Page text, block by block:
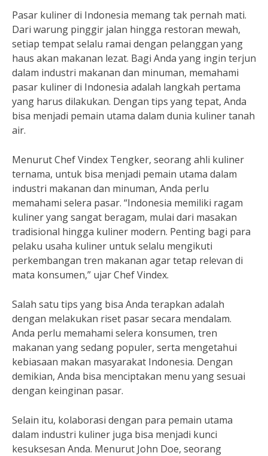
Pasar kuliner di Indonesia memang tak pernah mati.
Dari warung pinggir jalan hingga restoran mewah,
setiap tempat selalu ramai dengan pelanggan yang
haus akan makanan lezat. Bagi Anda yang ingin terjun
dalam industri makanan dan minuman, memahami
pasar kuliner di Indonesia adalah langkah pertama
yang harus dilakukan. Dengan tips yang tepat, Anda
bisa menjadi pemain utama dalam dunia kuliner tanah
air.
Menurut Chef Vindex Tengker, seorang ahli kuliner
ternama, untuk bisa menjadi pemain utama dalam
industri makanan dan minuman, Anda perlu
memahami selera pasar. “Indonesia memiliki ragam
kuliner yang sangat beragam, mulai dari masakan
tradisional hingga kuliner modern. Penting bagi para
pelaku usaha kuliner untuk selalu mengikuti
perkembangan tren makanan agar tetap relevan di
mata konsumen,” ujar Chef Vindex.
Salah satu tips yang bisa Anda terapkan adalah
dengan melakukan riset pasar secara mendalam.
Anda perlu memahami selera konsumen, tren
makanan yang sedang populer, serta mengetahui
kebiasaan makan masyarakat Indonesia. Dengan
demikian, Anda bisa menciptakan menu yang sesuai
dengan keinginan pasar.
Selain itu, kolaborasi dengan para pemain utama
dalam industri kuliner juga bisa menjadi kunci
kesuksesan Anda. Menurut John Doe, seorang